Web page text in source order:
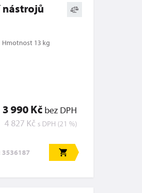
nástrojů
Hmotnost 13 kg
3 990 Kč bez DPH
4 827 Kč s DPH (21 %)
3536187